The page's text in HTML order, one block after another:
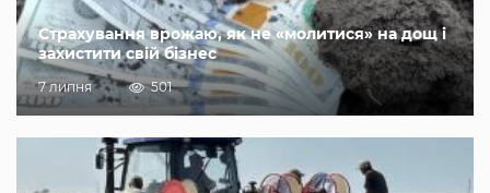
Страхування врожаю, як не «молитися» на дощ і
захистити свій бізнес
7 липня 501